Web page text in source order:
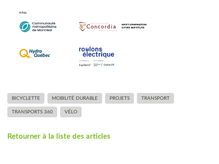
BICYCLETTE MOBILITÉ DURABLE PROJETS TRANSPORT
TRANSPORTS 360 VÉLO
Retourner à la liste des articles